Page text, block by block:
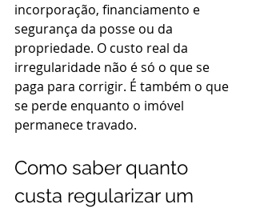
incorporação, financiamento e
segurança da posse ou da
propriedade. O custo real da
irregularidade não é só o que se
paga para corrigir. É também o que
se perde enquanto o imóvel
permanece travado.
Como saber quanto
custa regularizar um